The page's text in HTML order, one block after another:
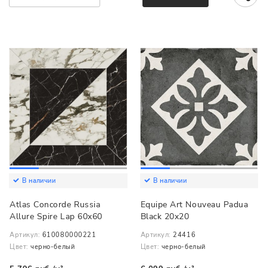
В наличии
Atlas Concorde Russia
Allure Spire Lap 60x60
Артикул: 610080000221
Цвет: черно-белый
В наличии
Equipe Art Nouveau Padua
Black 20x20
Артикул: 24416
Цвет: черно-белый